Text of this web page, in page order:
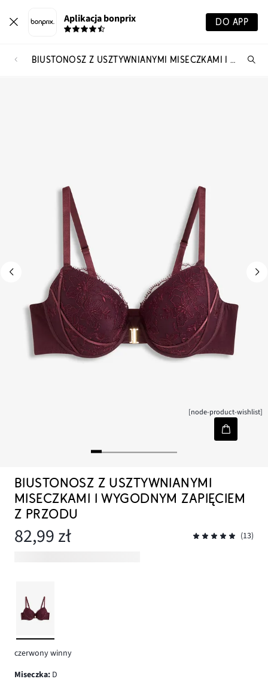
Aplikacja bonprix DO APP
BIUSTONOSZ Z USZTYWNIANYMI MISECZKAMI I WYGODNYM ZAPIĘCIEM Z PRZODU
[node-product-wishlist]
BIUSTONOSZ Z USZTYWNIANYMI
MISECZKAMI I WYGODNYM ZAPIĘCIEM
Z PRZODU
82,99 zł (13)
czerwony winny
Miseczka: D